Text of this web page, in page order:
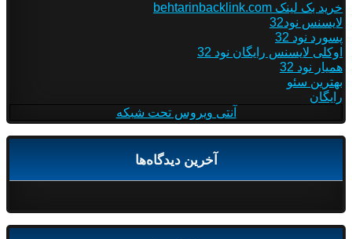
خرید بک لینک behtarinbacklink.com
لایسنس نود32
پسورد نود 32
اوکلی لایسنس رایگان نود 32
همیار نود 32
بهترین سئو
رایگان
آنتی ویروس تحت شبکه
آخرین دیدگاه‌ها